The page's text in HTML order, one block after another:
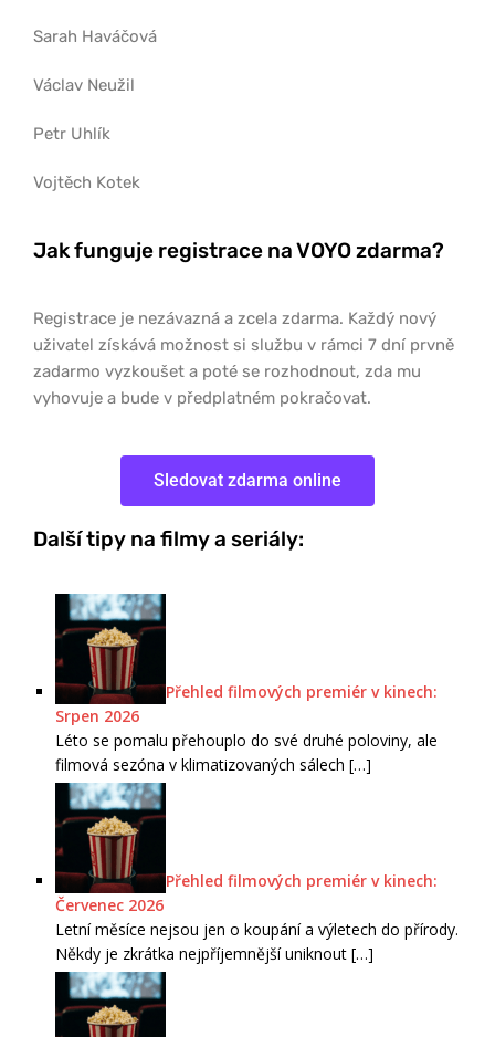
Sarah Haváčová
Václav Neužil
Petr Uhlík
Vojtěch Kotek
Jak funguje registrace na VOYO zdarma?
Registrace je nezávazná a zcela zdarma. Každý nový
uživatel získává možnost si službu v rámci 7 dní prvně
zadarmo vyzkoušet a poté se rozhodnout, zda mu
vyhovuje a bude v předplatném pokračovat.
Sledovat zdarma online
Další tipy na filmy a seriály:
Přehled filmových premiér v kinech:
Srpen 2026
Léto se pomalu přehouplo do své druhé poloviny, ale
filmová sezóna v klimatizovaných sálech […]
Přehled filmových premiér v kinech:
Červenec 2026
Letní měsíce nejsou jen o koupání a výletech do přírody.
Někdy je zkrátka nejpříjemnější uniknout […]